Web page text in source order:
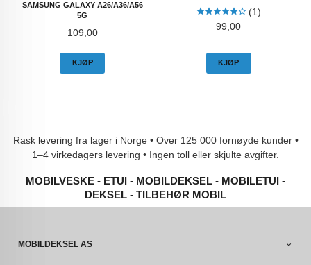
SAMSUNG GALAXY A26/A36/A56
5G
Pris
109,00
KJØP
(1)
Pris
99,00
KJØP
Rask levering fra lager i Norge • Over 125 000 fornøyde kunder •
1–4 virkedagers levering • Ingen toll eller skjulte avgifter.
MOBILVESKE - ETUI - MOBILDEKSEL - MOBILETUI -
DEKSEL - TILBEHØR MOBIL
MOBILDEKSEL AS